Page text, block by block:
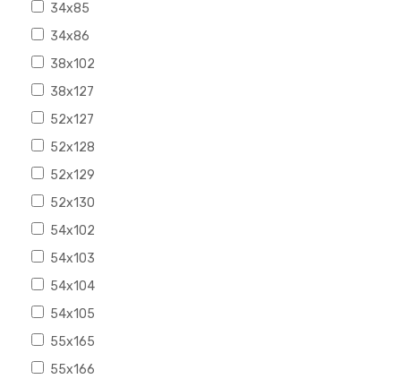
34x85
34x86
38x102
38x127
52x127
52x128
52x129
52x130
54x102
54x103
54x104
54x105
55x165
55x166